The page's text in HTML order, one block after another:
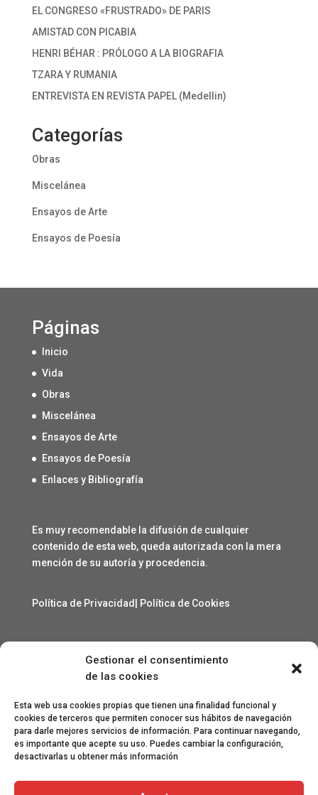
Gestionar el consentimiento
de las cookies
Esta web usa cookies propias que tienen una finalidad funcional y
cookies de terceros que permiten conocer sus hábitos de navegación
para darle mejores servicios de información. Para continuar navegando,
es importante que acepte su uso. Puedes cambiar la configuración,
desactivarlas u obtener más información
EL CONGRESO «FRUSTRADO» DE PARIS
AMISTAD CON PICABIA
HENRI BÉHAR : PRÓLOGO A LA BIOGRAFIA
TZARA Y RUMANIA
ENTREVISTA EN REVISTA PAPEL (Medellin)
Categorías
Obras
Miscelánea
Ensayos de Arte
Ensayos de Poesía
Páginas
Inicio
Vida
Obras
Miscelánea
Ensayos de Arte
Ensayos de Poesía
Enlaces y Bibliografía
Es muy recomendable la difusión de cualquier
contenido de esta web, queda autorizada con la mera
mención de su autoría y procedencia.
Política de Privacidad Política de Cookies
Contacto
angelcarmelo1956@gmail.com
Especial agradecimiento a Lorenzo Sanjuan Pertusa,
Eva San Martín, Jesús Benito Pertusa, Marcelino Sesé